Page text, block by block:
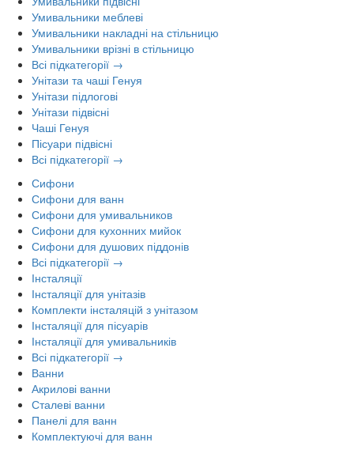
Умивальники меблеві
Умивальники накладні на стільницю
Умивальники врізні в стільницю
Всі підкатегорії →
Унітази та чаші Генуя
Унітази підлогові
Унітази підвісні
Чаші Генуя
Пісуари підвісні
Всі підкатегорії →
Сифони
Сифони для ванн
Сифони для умивальников
Сифони для кухонних мийок
Сифони для душових піддонів
Всі підкатегорії →
Інсталяції
Інсталяції для унітазів
Комплекти інсталяцій з унітазом
Інсталяції для пісуарів
Інсталяції для умивальників
Всі підкатегорії →
Ванни
Акрилові ванни
Сталеві ванни
Панелі для ванн
Комплектуючі для ванн